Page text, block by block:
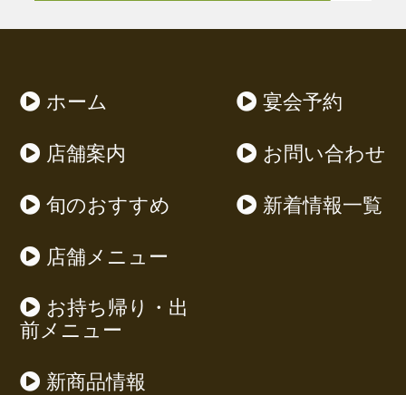
2,000円（税込）
1,200円（税込）
ホーム
店舗案内
旬のおすすめ
店舗メニュー
お持ち帰り・出
前メニュー
新商品情報
宴会予約
お問い合わせ
新着情報一覧